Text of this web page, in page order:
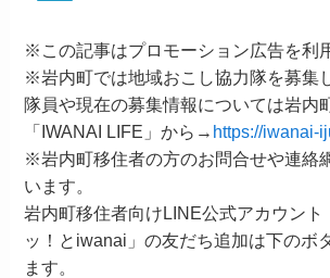
※この記事はプロモーション広告を利
※岩内町では地域おこし協力隊を募集
隊員や現在の募集情報については岩内
「IWANAI LIFE」から→ https://iwanai-
※岩内町移住者の方のお問合せや連絡
います。
岩内町移住者向けLINE公式アカウント
ッ！とiwanai」の友だち追加は下のボ
ます。